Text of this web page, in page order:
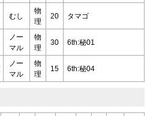
むし
物
理
20 タマゴ
ノー
マル
物
理
30 6th:秘01
ノー
マル
物
理
15 6th:秘04